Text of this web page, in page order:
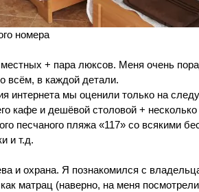
номера
+ пара люксов. Меня очень
всём, в каждой детали.
интернета мы оценили только на
кафе и дешёвой столовой +
песчаного пляжа «117» со всякими
и т.д.
и охрана. Я познакомился с
матрац (наверно, на меня